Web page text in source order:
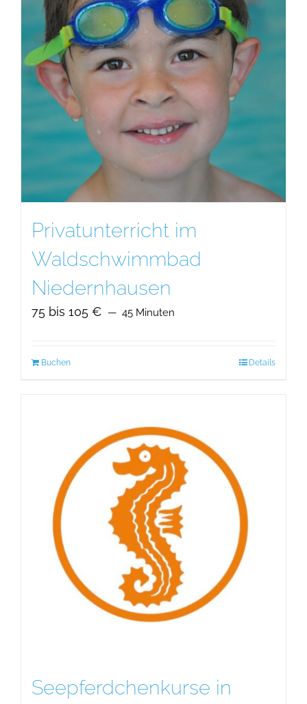
Privatunterricht im
Waldschwimmbad
Niedernhausen
75 bis 105 € 45 Minuten
Buchen Details
Seepferdchenkurse in